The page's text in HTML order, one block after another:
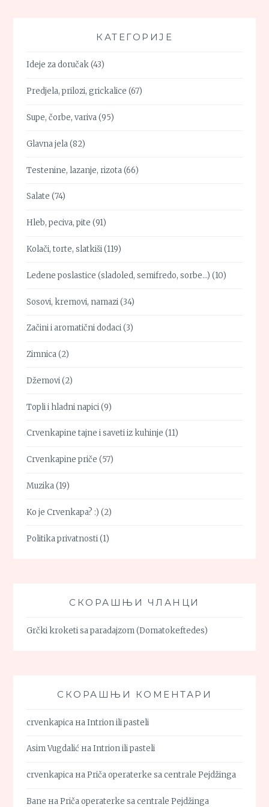
КАТЕГОРИЈЕ
Ideje za doručak(43)
Predjela, prilozi, grickalice (67)
Supe, čorbe, variva(95)
Glavna jela(82)
Testenine, lazanje, rizota(66)
Salate (74)
Hleb, peciva, pite (91)
Kolači, torte, slatkiši(119)
Ledene poslastice (sladoled, semifredo, sorbe…) (10)
Sosovi, kremovi, namazi(34)
Začini i aromatični dodaci(3)
Zimnica(2)
Džemovi(2)
Topli i hladni napici(9)
Crvenkapine tajne i saveti iz kuhinje (11)
Crvenkapine priče (57)
Muzika(19)
Ko je Crvenkapa? :) (2)
Politika privatnosti(1)
СКОРАШЊИ ЧЛАНЦИ
Grčki kroketi sa paradajzom (Domatokeftedes)
СКОРАШЊИ КОМЕНТАРИ
crvenkapica наIntrion ili pasteli
Asim Vugdalić наIntrion ili pasteli
crvenkapica наPriča operaterke sa centrale Pejdžinga
Bane наPriča operaterke sa centrale Pejdžinga